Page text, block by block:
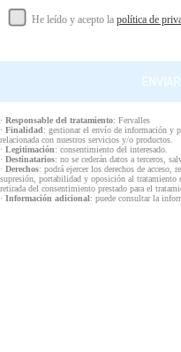
He leído y acepto la política de
· Responsable del tratamiento: Fervalles
· Finalidad: gestionar el envío de información y
relacionada con nuestros servicios y/o productos.
· Legitimación: consentimiento del interesado.
· Destinatarios: no se cederán datos a terceros,
· Derechos: podrá ejercer los derechos de acceso,
supresión, portabilidad y oposición al tratamiento
retirada del consentimiento prestado para el
· Información adicional: puede consultar la